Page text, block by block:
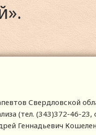
Свердловской
(тел. (343)372-46-23,
Геннадьевич